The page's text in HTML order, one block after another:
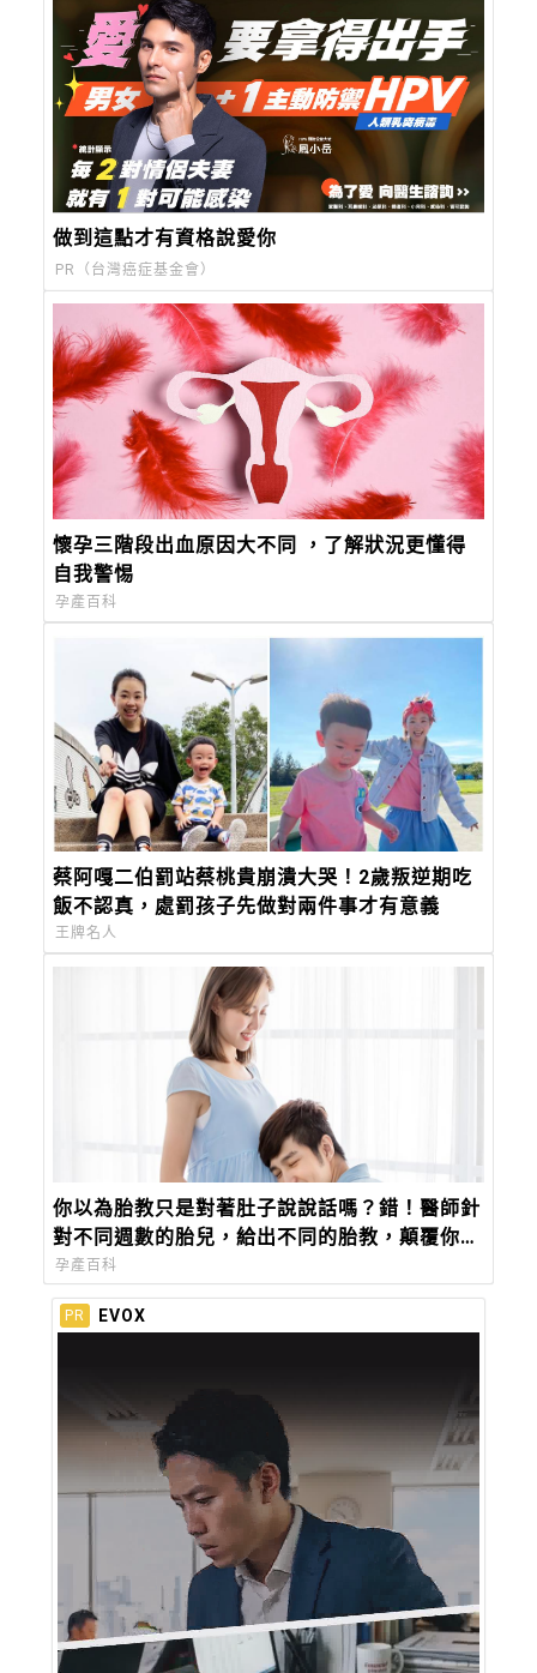
做到這點才有資格說愛你
PR（台灣癌症基金會）
懷孕三階段出血原因大不同 ，了解狀況更懂得
自我警惕
孕產百科
蔡阿嘎二伯罰站蔡桃貴崩潰大哭！2歲叛逆期吃
飯不認真，處罰孩子先做對兩件事才有意義
王牌名人
你以為胎教只是對著肚子說說話嗎？錯！醫師針
對不同週數的胎兒，給出不同的胎教，顛覆你對
胎教的觀念
孕產百科
PR EVOX